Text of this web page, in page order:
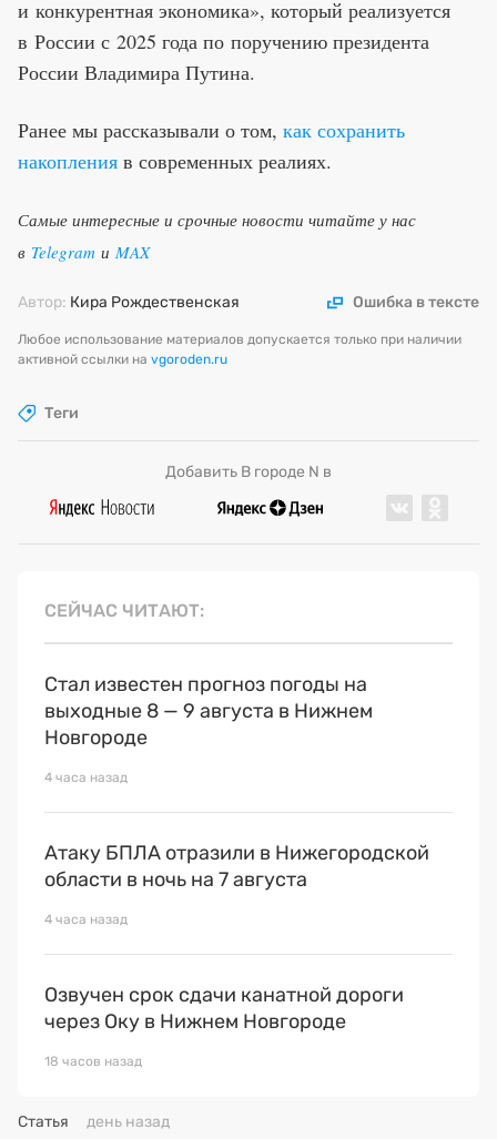
и конкурентная экономика», который реализуется
в России с 2025 года по поручению президента
России Владимира Путина.
Ранее мы рассказывали о том, как сохранить
накопления в современных реалиях.
Самые интересные и срочные новости читайте у нас
в Telegram и MAX
Автор: Кира Рождественская Ошибка в тексте
Любое использование материалов допускается только при наличии
активной ссылки на vgoroden.ru
Теги
Добавить В городе N в
СЕЙЧАС ЧИТАЮТ
Стал известен прогноз погоды на
выходные 8 — 9 августа в Нижнем
Новгороде
4 часа назад
Атаку БПЛА отразили в Нижегородской
области в ночь на 7 августа
4 часа назад
Озвучен срок сдачи канатной дороги
через Оку в Нижнем Новгороде
18 часов назад
Статья день назад